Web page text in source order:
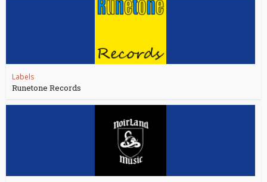
Labels
Runetone Records